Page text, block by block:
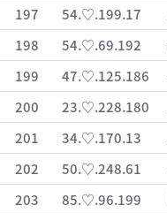
197
54.♡.199.17
198
54.♡.69.192
199
47.♡.125.186
200
23.♡.228.180
201
34.♡.170.13
202
50.♡.248.61
203
85.♡.96.199